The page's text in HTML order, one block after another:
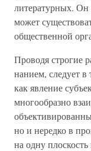
литературных. Он
может
общественной
Проводя строгие
нанием, следует в
как явление
мно­гообразно
но и нередко в
на одну